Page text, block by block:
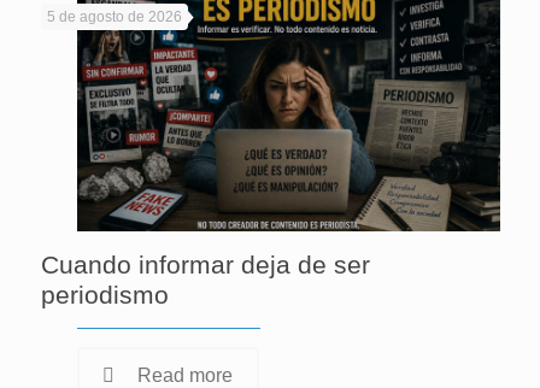
5 de agosto de 2026
Cuando informar deja de ser
periodismo
Read more